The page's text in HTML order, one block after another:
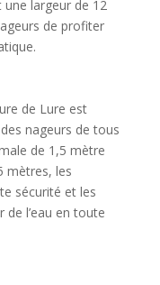
largeur de 12
de profiter
de Lure est
nageurs de tous
de 1,5 mètre
mètres, les
sécurité et les
l’eau en toute